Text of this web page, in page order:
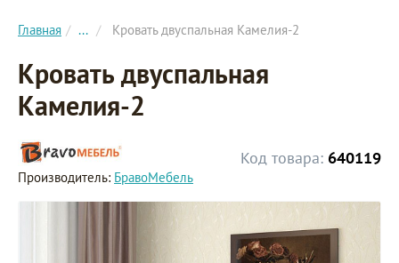
Главная ... Кровать двуспальная Камелия-2
Кровать двуспальная
Камелия-2
Код товара: 640119
Производитель: БравоМебель